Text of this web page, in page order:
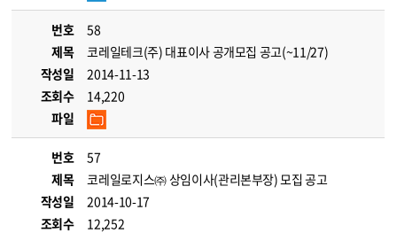
번호
58
제목
코레일테크(주) 대표이사 공개모집 공고(~11/27)
작성일
2014-11-13
조회수
14,220
파일
번호
57
제목
코레일로지스㈜ 상임이사(관리본부장) 모집 공고
작성일
2014-10-17
조회수
12,252